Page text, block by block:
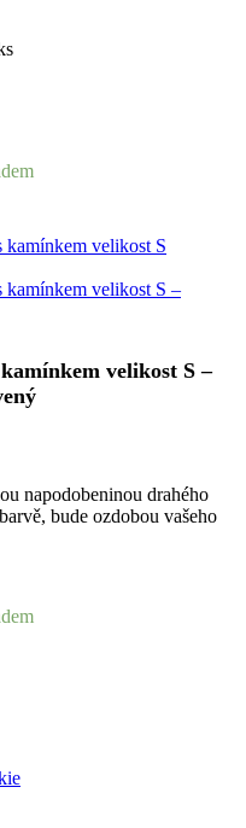
velikost S –
napodobeninou drahého
bude ozdobou vašeho